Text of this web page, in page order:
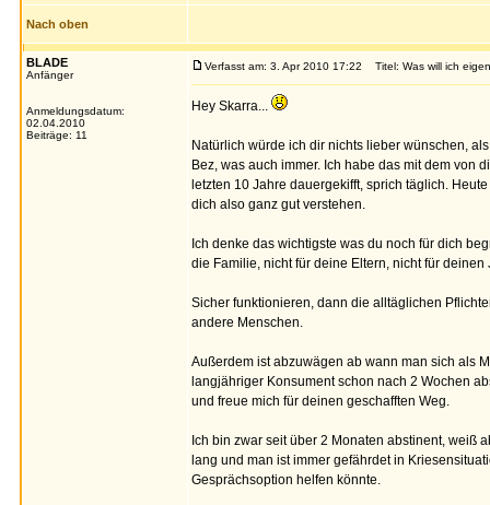
Nach oben
BLADE
Anfänger
Anmeldungsdatum:
02.04.2010
Beiträge: 11
Verfasst am: 3. Apr 2010 17:22 Titel: Was will ich
Hey Skarra...
Natürlich würde ich dir nichts lieber wünschen,
Bez, was auch immer. Ich habe das mit dem von
letzten 10 Jahre dauergekifft, sprich täglich.
dich also ganz gut verstehen.
Ich denke das wichtigste was du noch für dich
die Familie, nicht für deine Eltern, nicht für
Sicher funktionieren, dann die alltäglichen
andere Menschen.
Außerdem ist abzuwägen ab wann man sich als
langjähriger Konsument schon nach 2 Wochen
und freue mich für deinen geschafften Weg.
Ich bin zwar seit über 2 Monaten abstinent, weiß
lang und man ist immer gefährdet in
Gesprächsoption helfen könnte.